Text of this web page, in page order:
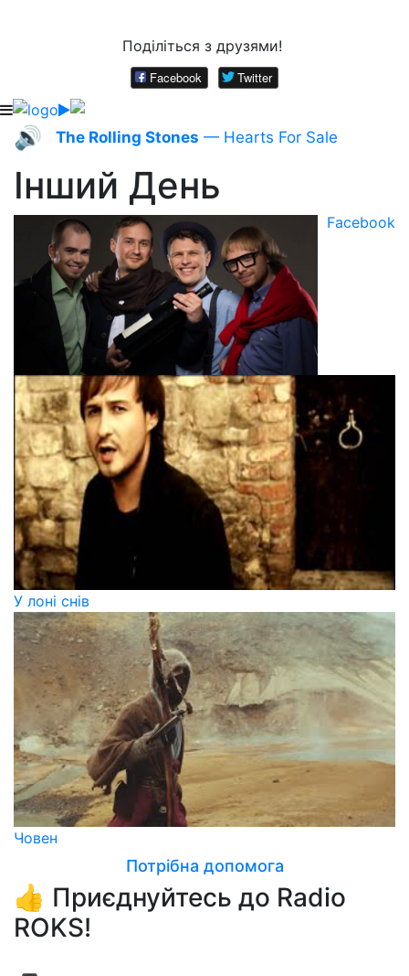
Поділіться з друзями!
Facebook Twitter
🔊 The Rolling Stones — Hearts For Sale
Інший День
Facebook
У лоні снів
Човен
Потрібна допомога
👍 Приєднуйтесь до Radio
ROKS!